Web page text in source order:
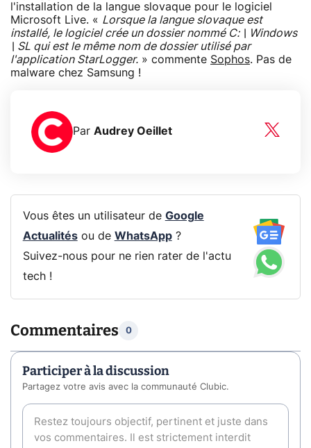
l'installation de la langue slovaque pour le logiciel
Microsoft Live. « Lorsque la langue slovaque est
installé, le logiciel crée un dossier nommé C: \ Windows
\ SL qui est le même nom de dossier utilisé par
l'application StarLogger. » commente Sophos. Pas de
malware chez Samsung !
Par Audrey Oeillet
Vous êtes un utilisateur de Google
Actualitésou de WhatsApp?
Suivez-nous pour ne rien rater de l'actu
tech !
Commentaires 0
Participer à la discussion
Partagez votre avis avec la communauté Clubic.